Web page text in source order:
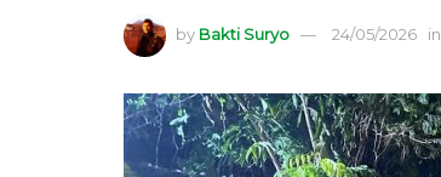
by Bakti Suryo 24/05/2026 in